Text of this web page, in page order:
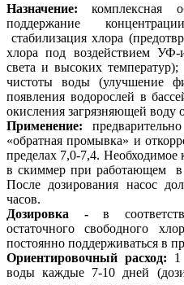
Назначение:комплексная
поддержание
стабилизация хлора
хлора под воздействием УФ-
света и высоких
чистоты воды (улучшение
появления водорослей в
окисления загрязняющей воду
Применение:
«обратная промывка» и
пределах 7,0-7,4. Необходимое
в скиммер при работающем в
После дозирования насос
часов.
Дозировка - в
остаточного свободного
постоянно поддерживаться в
Ориентировочный расход:
воды каждые 7-10 дней